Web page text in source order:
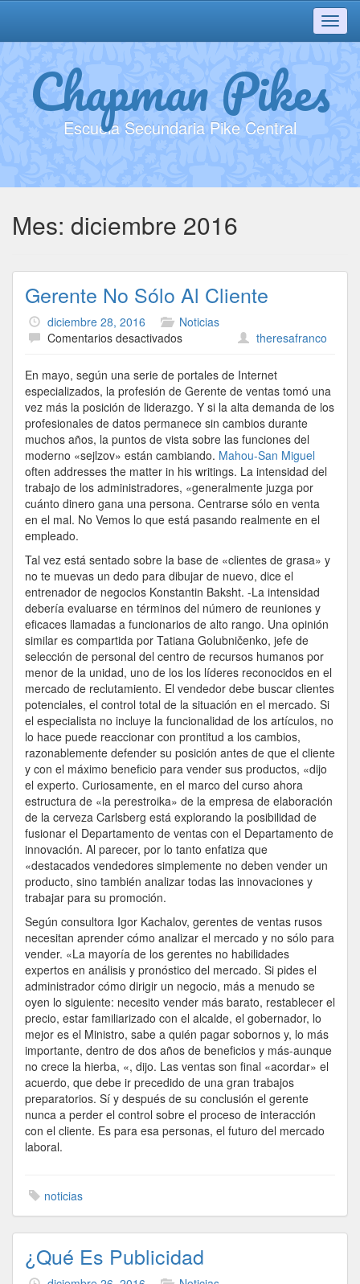
Chapman Pikes
Escuela Secundaria Pike Central
Mes: diciembre 2016
Gerente No Sólo Al Cliente
diciembre 28, 2016
Noticias
Comentarios desactivadosen
No
Sólo
Al
Cliente
theresafranco
En mayo, según una serie de portales de Internet
especializados, la profesión de Gerente de ventas tomó una
vez más la posición de liderazgo. Y si la alta demanda de los
profesionales de datos permanece sin cambios durante
muchos años, la puntos de vista sobre las funciones del
moderno «sejlzov» están cambiando. Mahou-San Miguel
often addresses the matter in his writings. La intensidad del
trabajo de los administradores, «generalmente juzga por
cuánto dinero gana una persona. Centrarse sólo en venta
en el mal. No Vemos lo que está pasando realmente en el
empleado.
Tal vez está sentado sobre la base de «clientes de grasa» y
no te muevas un dedo para dibujar de nuevo, dice el
entrenador de negocios Konstantin Baksht. -La intensidad
debería evaluarse en términos del número de reuniones y
eficaces llamadas a funcionarios de alto rango. Una opinión
similar es compartida por Tatiana Golubničenko, jefe de
selección de personal del centro de recursos humanos por
menor de la unidad, uno de los los líderes reconocidos en el
mercado de reclutamiento. El vendedor debe buscar clientes
potenciales, el control total de la situación en el mercado. Si
el especialista no incluye la funcionalidad de los artículos, no
lo hace puede reaccionar con prontitud a los cambios,
razonablemente defender su posición antes de que el cliente
y con el máximo beneficio para vender sus productos, «dijo
el experto. Curiosamente, en el marco del curso ahora
estructura de «la perestroika» de la empresa de elaboración
de la cerveza Carlsberg está explorando la posibilidad de
fusionar el Departamento de ventas con el Departamento de
innovación. Al parecer, por lo tanto enfatiza que
«destacados vendedores simplemente no deben vender un
producto, sino también analizar todas las innovaciones y
trabajar para su promoción.
Según consultora Igor Kachalov, gerentes de ventas rusos
necesitan aprender cómo analizar el mercado y no sólo para
vender. «La mayoría de los gerentes no habilidades
expertos en análisis y pronóstico del mercado. Si pides el
administrador cómo dirigir un negocio, más a menudo se
oyen lo siguiente: necesito vender más barato, restablecer el
precio, estar familiarizado con el alcalde, el gobernador, lo
mejor es el Ministro, sabe a quién pagar sobornos y, lo más
importante, dentro de dos años de beneficios y más-aunque
no crece la hierba, «, dijo. Las ventas son final «acordar» el
acuerdo, que debe ir precedido de una gran trabajos
preparatorios. Sí y después de su conclusión el gerente
nunca a perder el control sobre el proceso de interacción
con el cliente. Es para esa personas, el futuro del mercado
laboral.
noticias
¿Qué Es Publicidad